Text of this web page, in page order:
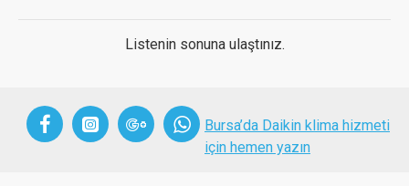
Listenin sonuna ulaştınız.
Bursa’da Daikin klima hizmeti
için hemen yazın